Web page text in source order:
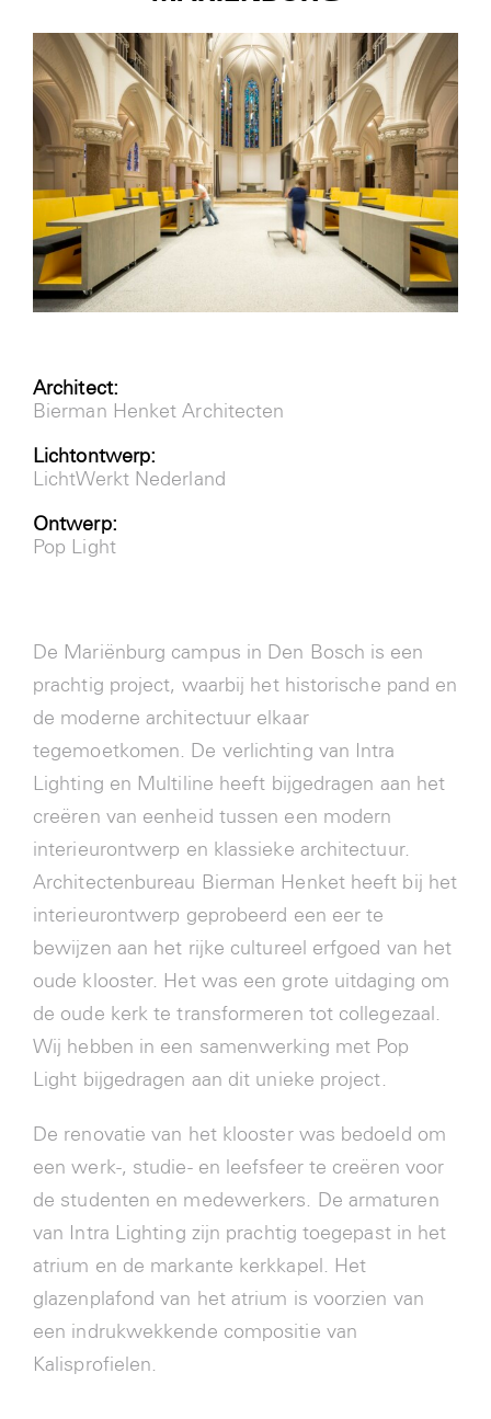
Nieuws
Contact
Login
Architect:
Bierman Henket Architecten
Lichtontwerp:
LichtWerkt Nederland
Ontwerp:
Pop Light
De Mariënburg campus in Den Bosch is een
prachtig project, waarbij het historische pand en
de moderne architectuur elkaar
tegemoetkomen. De verlichting van Intra
Lighting en Multiline heeft bijgedragen aan het
creëren van eenheid tussen een modern
interieurontwerp en klassieke architectuur.
Architectenbureau Bierman Henket heeft bij het
interieurontwerp geprobeerd een eer te
bewijzen aan het rijke cultureel erfgoed van het
oude klooster. Het was een grote uitdaging om
de oude kerk te transformeren tot collegezaal.
Wij hebben in een samenwerking met Pop
Light bijgedragen aan dit unieke project.
De renovatie van het klooster was bedoeld om
een werk-, studie- en leefsfeer te creëren voor
de studenten en medewerkers. De armaturen
van Intra Lighting zijn prachtig toegepast in het
atrium en de markante kerkkapel. Het
glazenplafond van het atrium is voorzien van
een indrukwekkende compositie van
Kalisprofielen.